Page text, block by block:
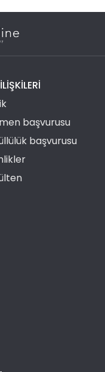
başvurusu
başvurusu